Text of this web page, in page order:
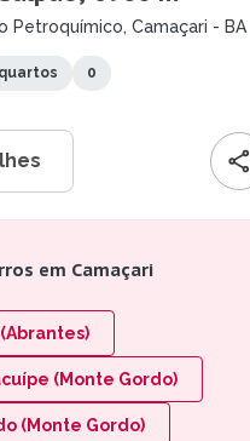
Petroquímico, Camaçari - BA
0
em Camaçari
(Monte Gordo)
(Monte Gordo)